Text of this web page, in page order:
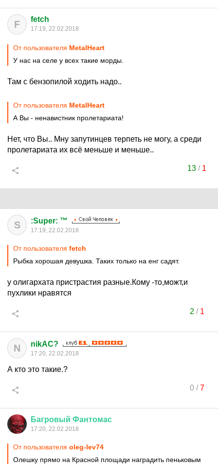
F fetch
17:19, 22.02.2018
От пользователя MetalHeart
У нас на селе у всех такие морды.
Там с бензопилой ходить надо..
От пользователя MetalHeart
А Вы - ненавистник пролетариата!
Нет, что Вы.. Мну запутинцев терпеть не могу, а среди
пролетариата их всё меньше и меньше..
13 / 1
S :Super: ™
17:19, 22.02.2018
От пользователя fetch
Рыбка хорошая девушка. Таких только на енг садят.
у олигархата пристрастия разные.Кому -то,можт,и
пухлики нравятся
2 / 1
N nikAC?
17:20, 22.02.2018
А кто это такие.?
0/7
Багровый Фантомас
17:20, 22.02.2018
От пользователя oleg-lev74
Олешку прямо на Красной площади наградить пеньковым